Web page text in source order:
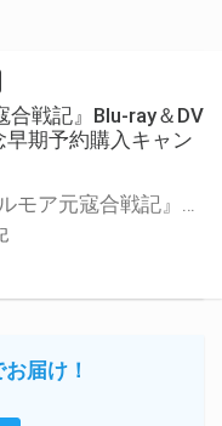
合戦記』Blu-ray＆DV
早期予約購入キャン
TVアニメ『アンゴルモア元寇合戦記』Blu-ray＆DVD BOX上巻の発売を記念して、 早期予約購入キャンペーンを開催いたします！！ 『アンゴルモア元寇合戦記』Blu-ray＆DVD BOX上巻をご予約の上、ご購入頂いたお客様に先着で【「アンゴルモア元寇合戦記」スペシャル座談会CD】をプレゼント致します!! 是非とも、とらのあな対象店舗でご予約ください♪ 公式サイトはこちら
届け！